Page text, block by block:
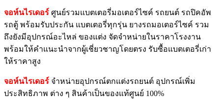
จอห์นไรเดอร์ ศูนย์รวมแบตเตอรี่มอเตอร์ไซค์ รถยนต์ รถปิคอัพ
รถตู้ พร้อมรับประกัน แบตเตอรี่ทุกรุ่น ยางรถมอเตอร์ไซค์ รวม
ถึงยังมีอุปกรณ์อะไหล่ ของแต่ง จัดจำหน่ายในราคาโรงงาน
พร้อมให้คำแนะนำจากผู้เชี่ยวชาญโดยตรง รับซื้อแบตเตอรี่เก่า
ให้ราคาสูง
จอห์นไรเดอร์ จำหน่ายอุปกรณ์ตกแต่งรถยนต์ อุปกรณ์เพิ่ม
ประสิทธิภาพ ต่าง ๆ สินค้าเป็นของแท้ศูนย์ 100%